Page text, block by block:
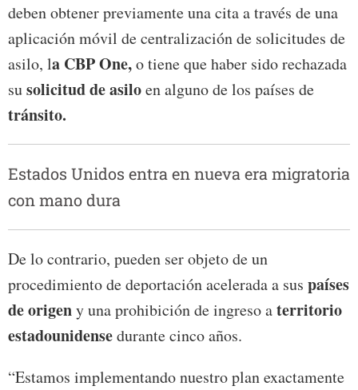
deben obtener previamente una cita a través de una
aplicación móvil de centralización de solicitudes de
asilo, la CBP One,o tiene que haber sido rechazada
susolicitud de asiloen alguno de los países de
tránsito.
Estados Unidos entra en nueva era migratoria
con mano dura
De lo contrario, pueden ser objeto de un
procedimiento de deportación acelerada a sus países
de origeny una prohibición de ingreso aterritorio
estadounidensedurante cinco años.
“Estamos implementando nuestro plan exactamente